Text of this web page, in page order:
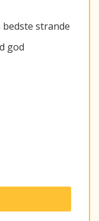
bedste strande
god